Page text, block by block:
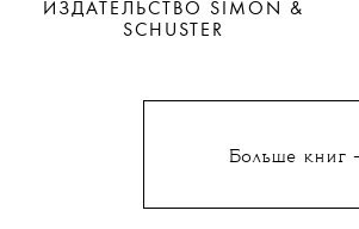
ИЗДАТЕЛЬСТВО SIMON &
SCHUSTER
Больше книг